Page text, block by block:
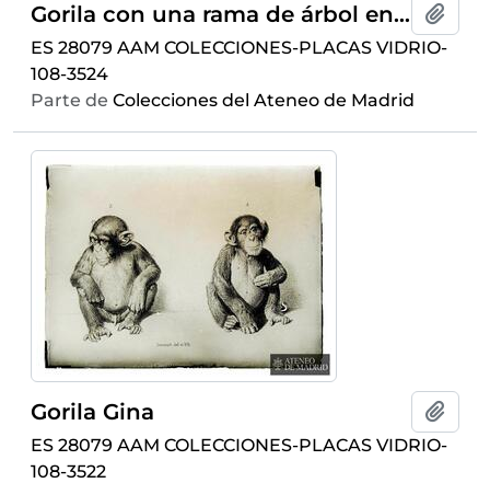
Gorila con una rama de árbol en su mano
ES 28079 AAM COLECCIONES-PLACAS VIDRIO-
108-3524
Parte de Colecciones del Ateneo de Madrid
Gorila Gina
ES 28079 AAM COLECCIONES-PLACAS VIDRIO-
108-3522